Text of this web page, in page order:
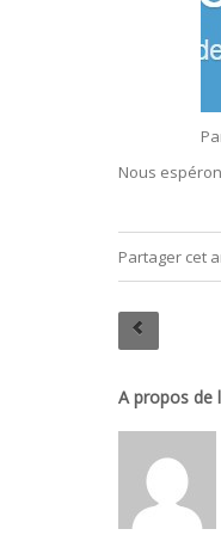
Nous
Partager cet
A propos de